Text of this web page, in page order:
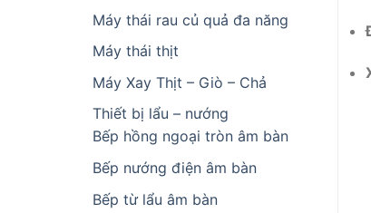
Máy thái rau củ quả đa năng
Máy thái thịt
Máy Xay Thịt – Giò – Chả
Thiết bị lẩu – nướng
Bếp hồng ngoại tròn âm bàn
Bếp nướng điện âm bàn
Bếp từ lẩu âm bàn